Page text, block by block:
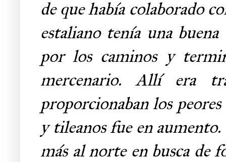
de que había colaborado
estaliano tenía una
por los caminos y
mercenario. Allí era
proporcionaban los
y tileanos fue en
más al norte en busca de